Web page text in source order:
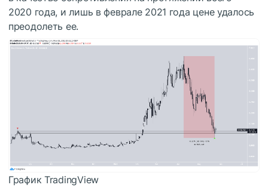
2020 года, и лишь в феврале 2021 года цене удалось
преодолеть ее.
График TradingView